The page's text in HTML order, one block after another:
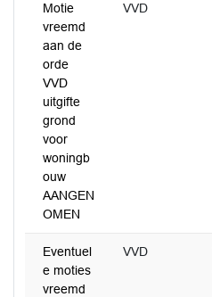
Motie
vreemd
aan de
orde
VVD
uitgifte
grond
voor
woningb
ouw
AANGEN
OMEN
VVD
Eventuel
e moties
vreemd
VVD